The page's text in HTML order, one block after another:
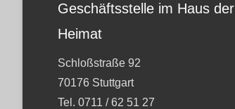
Geschäftsstelle im Haus der
Heimat
Schloßstraße 92
70176 Stuttgart
Tel. 0711 / 62 51 27